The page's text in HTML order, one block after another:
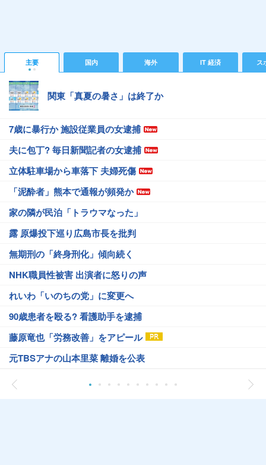
主要 国内 海外 IT 経済 ス
関東「真夏の暑さ」は終了か
7歳に暴行か 施設従業員の女逮捕
夫に包丁? 毎日新聞記者の女逮捕
立体駐車場から車落下 夫婦死傷
「泥酔者」熊本で通報が頻発か
家の隣が民泊「トラウマなった」
露 原爆投下巡り広島市長を批判
無期刑の「終身刑化」傾向続く
NHK職員性被害 出演者に怒りの声
れいわ「いのちの党」に変更へ
90歳患者を殴る? 看護助手を逮捕
藤原竜也「労務改善」をアピール
元TBSアナの山本里菜 離婚を公表